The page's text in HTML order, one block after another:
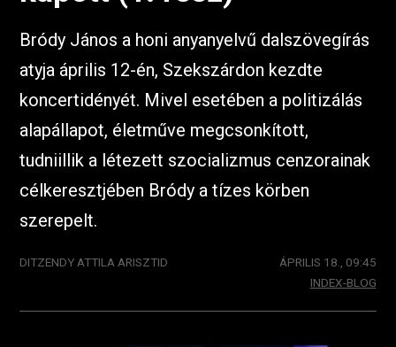
Bródy János a honi anyanyelvű dalszövegírás
atyja április 12-én, Szekszárdon kezdte
koncertidényét. Mivel esetében a politizálás
alapállapot, életműve megcsonkított,
tudniillik a létezett szocializmus cenzorainak
célkeresztjében Bródy a tízes körben
szerepelt.
DITZENDY ATTILA ARISZTID
ÁPRILIS 18., 09:45
INDEX-BLOG